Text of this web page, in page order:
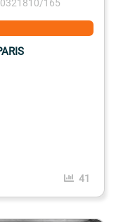
0321810/165
41